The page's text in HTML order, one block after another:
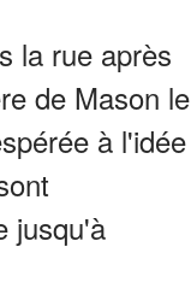
la rue après
de Mason le
à l'idée
jusqu'à